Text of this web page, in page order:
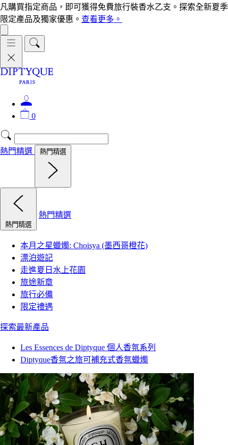
凡購買指定商品，即可獲得免費旅行裝香水乙支。探索全新夏季
限定產品及獨家優惠。 查看更多。
0
熱門精選 熱門精選
熱門精選
熱門精選
本月之星蠟燭: Choisya (墨西哥橙花)
漂泊遊記
走進夏日水上花園
旅途新章
旅行必備
限定禮遇
探索最新產品
Les Essences de Diptyque 個人香氛系列
Diptyque香氛之旅可補充式香氛蠟燭